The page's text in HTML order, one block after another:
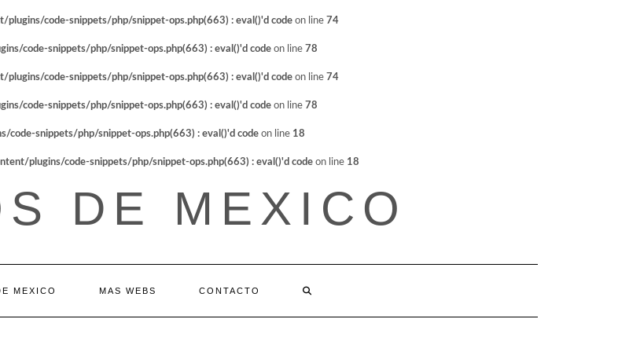
code-snippets/php/snippet-ops.php(663) : eval()'d code on line 74
code-snippets/php/snippet-ops.php(663) : eval()'d code on line 78
code-snippets/php/snippet-ops.php(663) : eval()'d code on line 74
code-snippets/php/snippet-ops.php(663) : eval()'d code on line 78
snippets/php/snippet-ops.php(663) : eval()'d code on line 18
plugins/code-snippets/php/snippet-ops.php(663) : eval()'d code on line 18
DE MEXICO
MEXICO MAS WEBS CONTACTO